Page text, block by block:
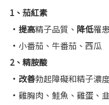
1、茄紅素
• 提高精子品質、 降低罹
•小番茄、牛番茄、西瓜
2、精胺酸
• 改善勃起障礙和精子濃
•雞胸肉、鮭魚、雞蛋、